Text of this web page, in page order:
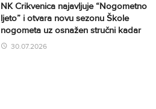
NK Crikvenica najavljuje “Nogometno
ljeto” i otvara novu sezonu Škole
nogometa uz osnažen stručni kadar
30.07.2026